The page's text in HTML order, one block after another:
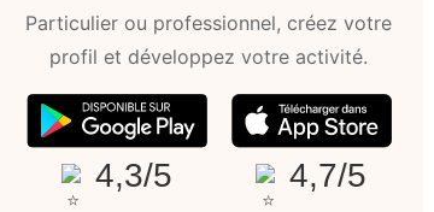
Particulier ou professionnel, créez votre
profil et développez votre activité.
4,3/5 4,7/5